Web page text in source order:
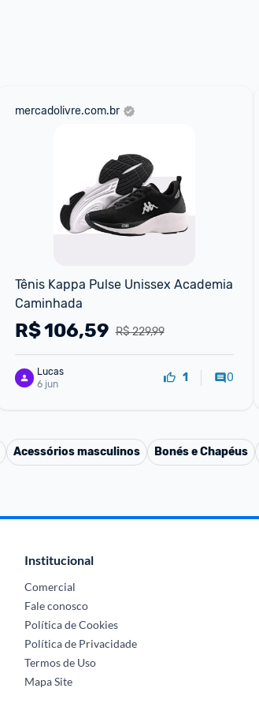
mercadolivre.com.br
Tênis Kappa Pulse Unissex Academia
Caminhada
R$ 229,99
R$106,59
Lucas
6 jun
1 0
Acessórios masculinos Bonés e Chapéus
Institucional
Comercial
Fale conosco
Política de Cookies
Política de Privacidade
Termos de Uso
Mapa Site